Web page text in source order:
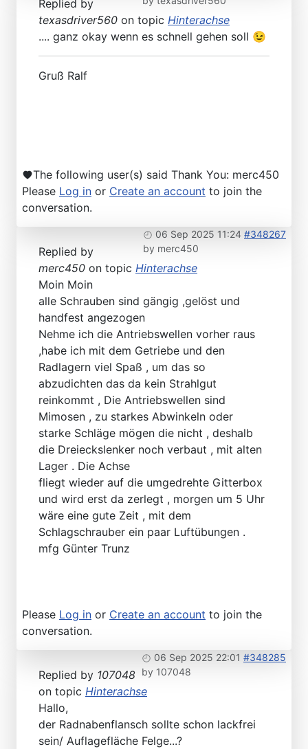
Replied by
texasdriver560 on topic Hinterachse
.... ganz okay wenn es schnell gehen soll 😉
Gruß Ralf
The following user(s) said Thank You: merc450
Please Log in or Create an account to join the
conversation.
06 Sep 2025 11:24 #348267
by merc450
Replied by
merc450 on topic Hinterachse
Moin Moin
alle Schrauben sind gängig ,gelöst und
handfest angezogen
Nehme ich die Antriebswellen vorher raus
,habe ich mit dem Getriebe und den
Radlagern viel Spaß , um das so
abzudichten das da kein Strahlgut
reinkommt , Die Antriebswellen sind
Mimosen , zu starkes Abwinkeln oder
starke Schläge mögen die nicht , deshalb
die Dreieckslenker noch verbaut , mit alten
Lager . Die Achse
fliegt wieder auf die umgedrehte Gitterbox
und wird erst da zerlegt , morgen um 5 Uhr
wäre eine gute Zeit , mit dem
Schlagschrauber ein paar Luftübungen .
mfg Günter Trunz
Please Log in or Create an account to join the
conversation.
06 Sep 2025 22:01 #348285
by 107048
Replied by 107048
on topic Hinterachse
Hallo,
der Radnabenflansch sollte schon lackfrei
sein/ Auflagefläche Felge...?